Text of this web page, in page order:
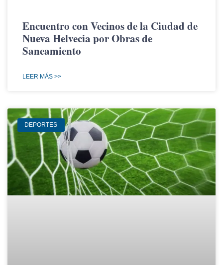
Encuentro con Vecinos de la Ciudad de
Nueva Helvecia por Obras de
Saneamiento
LEER MÁS >>
DEPORTES